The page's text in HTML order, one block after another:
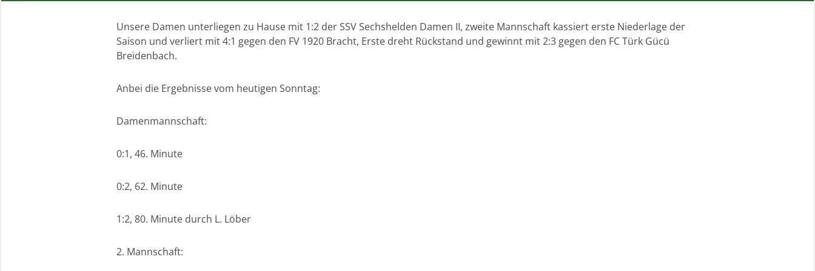
Unsere Damen unterliegen zu Hause mit 1:2 der SSV Sechshelden Damen II, zweite Mannschaft kassiert erste Niederlage der
Saison und verliert mit 4:1 gegen den FV 1920 Bracht, Erste dreht Rückstand und gewinnt mit 2:3 gegen den FC Türk Gücü
Breidenbach.
Anbei die Ergebnisse vom heutigen Sonntag:
Damenmannschaft:
0:1, 46. Minute
0:2, 62. Minute
1:2, 80. Minute durch L. Löber
2. Mannschaft: